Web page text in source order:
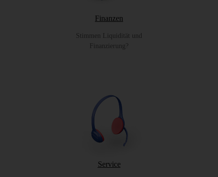
Finanzen
Stimmen Liquidität und
Finanzierung?
Service